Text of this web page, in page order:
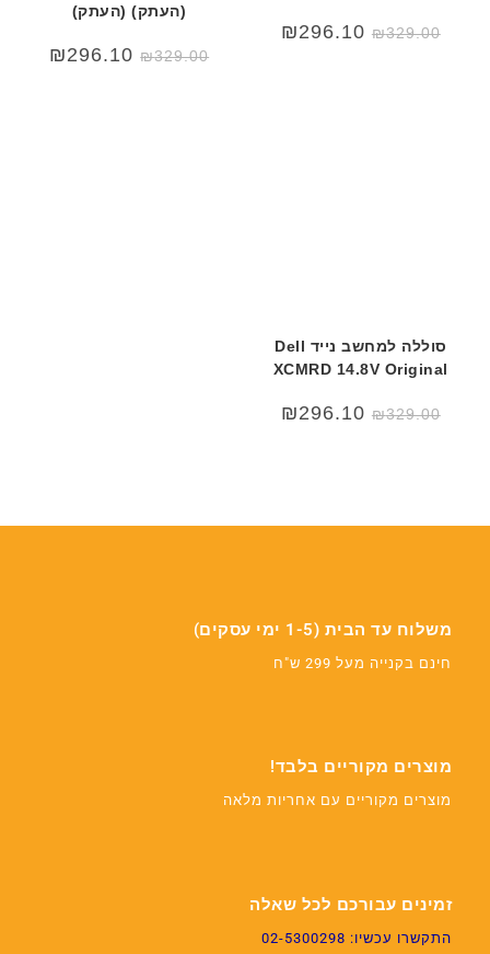
המחיר
המקורי
₪329.00
המחיר
הנוכחי
₪296.10
(העתק) (העתק)
המחיר
המקורי
₪329.00
המחיר
הנוכחי
₪296.10
סוללה למחשב נייד Dell
XCMRD 14.8V Original
המחיר
המקורי
₪329.00
המחיר
הנוכחי
₪296.10
משלוח עד הבית (1-5 ימי עסקים)
חינם בקנייה מעל 299 ש"ח
מוצרים מקוריים בלבד!
מוצרים מקוריים עם אחריות מלאה
זמינים עבורכם לכל שאלה
התקשרו עכשיו: 02-5300298